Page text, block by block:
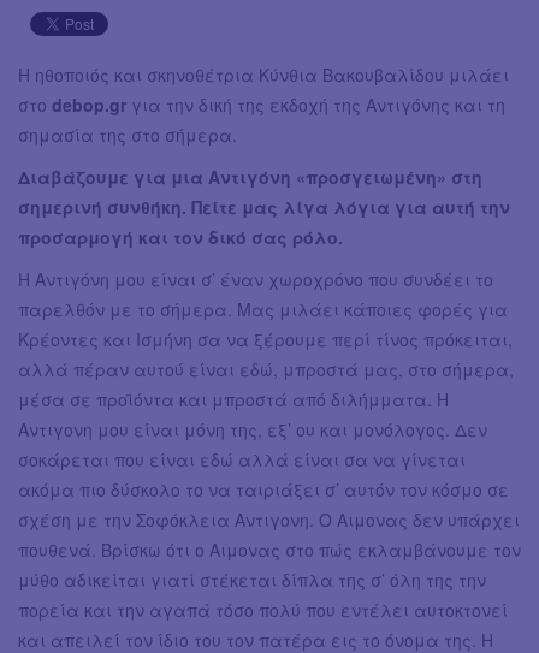
Η ηθοποιός και σκηνοθέτρια Κύνθια Βακουβαλίδου μιλάει
στο debop.gr για την δική της εκδοχή της Αντιγόνης και τη
σημασία της στο σήμερα.
Διαβάζουμε για μια Αντιγόνη «προσγειωμένη» στη
σημερινή συνθήκη. Πείτε μας λίγα λόγια για αυτή την
προσαρμογή και τον δικό σας ρόλο.
Η Αντιγόνη μου είναι σ’ έναν χωροχρόνο που συνδέει το
παρελθόν με το σήμερα. Μας μιλάει κάποιες φορές για
Κρέοντες και Ισμήνη σα να ξέρουμε περί τίνος πρόκειται,
αλλά πέραν αυτού είναι εδώ, μπροστά μας, στο σήμερα,
μέσα σε προϊόντα και μπροστά από διλήμματα. Η
Αντιγονη μου είναι μόνη της, εξ’ ου και μονόλογος. Δεν
σοκάρεται που είναι εδώ αλλά είναι σα να γίνεται
ακόμα πιο δύσκολο το να ταιριάξει σ’ αυτόν τον κόσμο σε
σχέση με την Σοφόκλεια Αντιγονη. Ο Αιμονας δεν υπάρχει
πουθενά. Βρίσκω ότι ο Αιμονας στο πώς εκλαμβάνουμε τον
μύθο αδικείται γιατί στέκεται δίπλα της σ’ όλη της την
πορεία και την αγαπά τόσο πολύ που εντέλει αυτοκτονεί
και απειλεί τον ίδιο του τον πατέρα εις το όνομα της. Η